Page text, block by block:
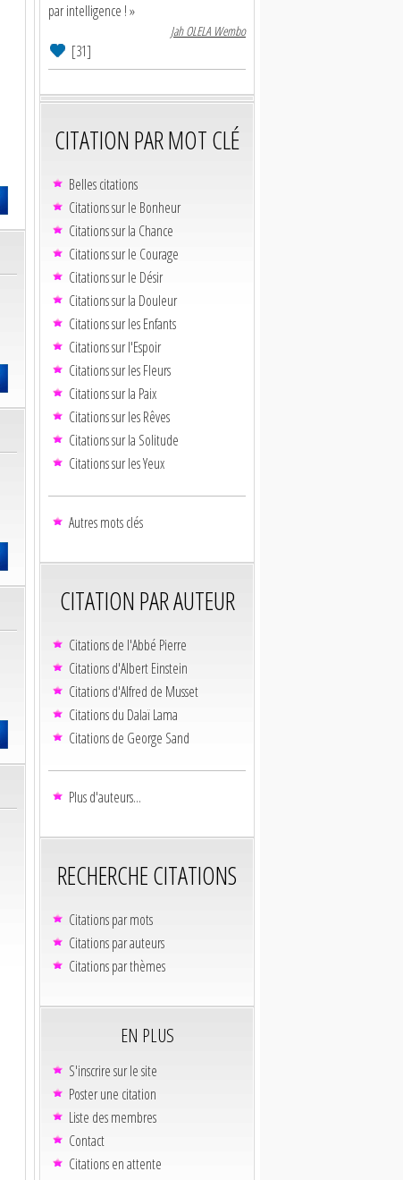
par intelligence ! »
Jah OLELA Wembo
[31]
CITATION PAR MOT CLÉ
Belles citations
Citations sur le Bonheur
Citations sur la Chance
Citations sur le Courage
Citations sur le Désir
Citations sur la Douleur
Citations sur les Enfants
Citations sur l'Espoir
Citations sur les Fleurs
Citations sur la Paix
Citations sur les Rêves
Citations sur la Solitude
Citations sur les Yeux
Autres mots clés
CITATION PAR AUTEUR
Citations de l'Abbé Pierre
Citations d'Albert Einstein
Citations d'Alfred de Musset
Citations du Dalaï Lama
Citations de George Sand
Plus d'auteurs...
RECHERCHE CITATIONS
Citations par mots
Citations par auteurs
Citations par thèmes
EN PLUS
S'inscrire sur le site
Poster une citation
Liste des membres
Contact
Citations en attente